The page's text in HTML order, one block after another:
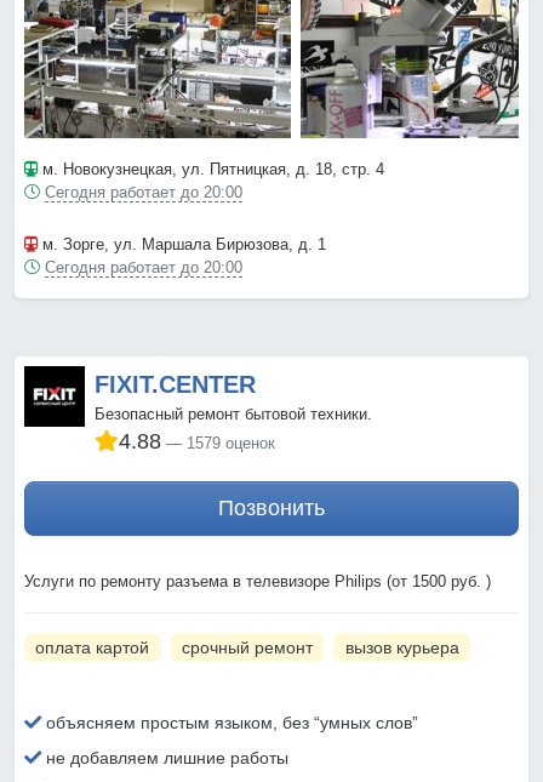
м. Новокузнецкая, ул. Пятницкая, д. 18, стр. 4
Сегодня работает до 20:00
м. Зорге, ул. Маршала Бирюзова, д. 1
Сегодня работает до 20:00
FIXIT.CENTER
Безопасный ремонт бытовой техники.
4.88 1579 оценок
Позвонить
Услуги по ремонту разъема в телевизоре Philips (от 1500 руб. )
оплата картой срочный ремонт вызов курьера
объясняем простым языком, без “умных слов”
не добавляем лишние работы